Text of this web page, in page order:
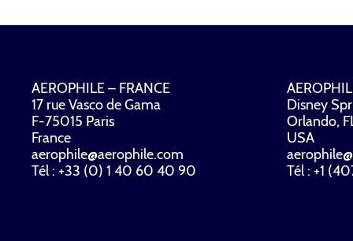
AEROPHILE – FRANCE
17 rue Vasco de Gama
F-75015 Paris
France
aerophile@aerophile.com
Tél : +33 (0) 1 40 60 40 90
Disney
Orlando,
USA
Tél : +1